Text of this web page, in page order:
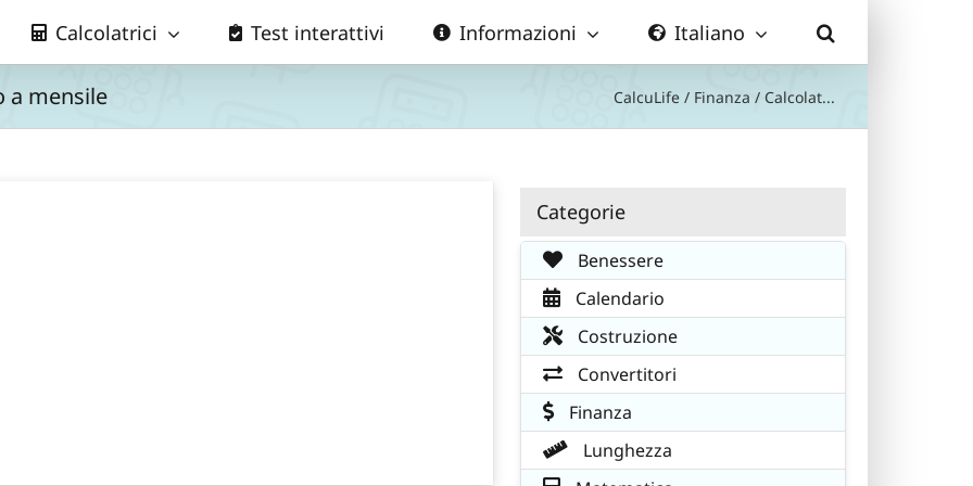
Calcolatrici Test interattivi Informazioni Italiano
a mensile CalcuLife / Finanza / Calcolat...
Categorie
Benessere
Calendario
Costruzione
Convertitori
Finanza
Lunghezza